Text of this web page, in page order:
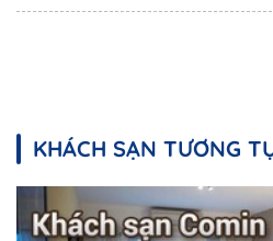
KHÁCH SẠN TƯƠNG